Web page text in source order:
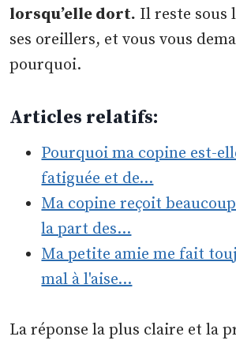
lorsqu’elle dort. Il reste sous
ses oreillers, et vous vous
pourquoi.
Articles relatifs:
Pourquoi ma copine est-
fatiguée et de…
Ma copine reçoit
la part des…
Ma petite amie me fait
mal à l'aise…
La réponse la plus claire et la